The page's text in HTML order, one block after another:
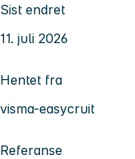
Sist endret
11. juli 2026
Hentet fra
visma-easycruit
Referanse